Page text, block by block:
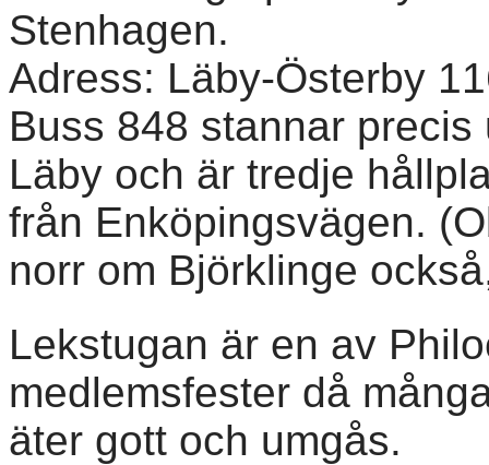
Stenhagen.
Adress: Läby-Österby
Buss 848 stannar
Läby och är tredje
från Enköpingsvägen.
norr om Björklinge
Lekstugan är en av
medlemsfester då
äter gott och umgås.